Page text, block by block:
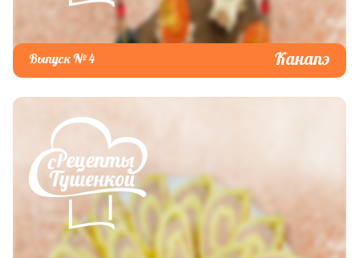
Выпуск № 4 Канапэ